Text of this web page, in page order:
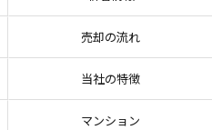
売却の流れ
当社の特徴
マンション